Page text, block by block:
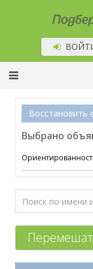
Подбери
Восстановить
Выбрано